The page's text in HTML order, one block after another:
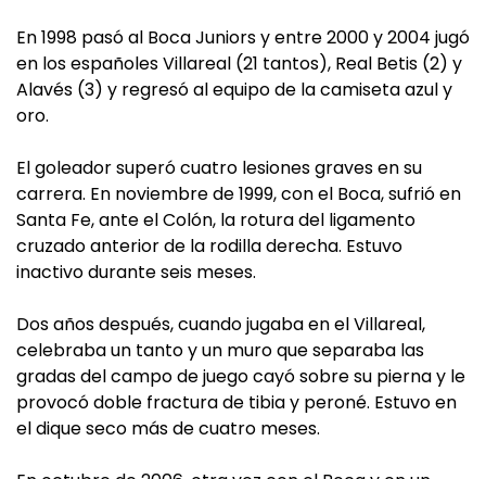
En 1998 pasó al Boca Juniors y entre 2000 y 2004 jugó
en los españoles Villareal (21 tantos), Real Betis (2) y
Alavés (3) y regresó al equipo de la camiseta azul y
oro.
El goleador superó cuatro lesiones graves en su
carrera. En noviembre de 1999, con el Boca, sufrió en
Santa Fe, ante el Colón, la rotura del ligamento
cruzado anterior de la rodilla derecha. Estuvo
inactivo durante seis meses.
Dos años después, cuando jugaba en el Villareal,
celebraba un tanto y un muro que separaba las
gradas del campo de juego cayó sobre su pierna y le
provocó doble fractura de tibia y peroné. Estuvo en
el dique seco más de cuatro meses.